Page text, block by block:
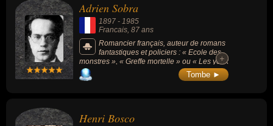
Adrien Sobra
1897 - 1985
Francais, 87 ans
Romancier français, auteur de romans
fantastiques et policiers : « Ecole des
monstres », « Greffe mortelle » ou « Les yeux
braqués ».
+
+
Tombe ►
Henri Bosco